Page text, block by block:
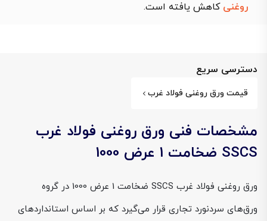
روغنی کاهش یافته است.
دسترسی سریع
قیمت ورق روغنی فولاد غرب
مشخصات فنی ورق روغنی فولاد غرب
SSCS ضخامت 1 عرض 1000
ورق روغنی فولاد غرب SSCS ضخامت 1 عرض 1000 در گروه
ورق‌های سردنورد تجاری قرار می‌گیرد که بر اساس استانداردهای